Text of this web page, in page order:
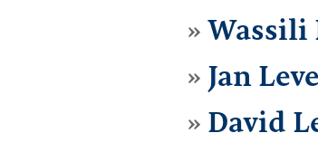
Wassili
Jan
David